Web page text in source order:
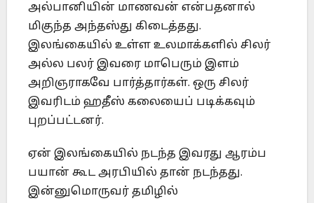
அல்பானியின் மாணவன் என்பதனால்
மிகுந்த அந்தஸ்து கிடைத்தது.
இலங்கையில் உள்ள உலமாக்களில் சிலர்
அல்ல பலர் இவரை மாபெரும் இளம்
அறிஞராகவே பார்த்தார்கள். ஒரு சிலர்
இவரிடம் ஹதீஸ் கலையைப் படிக்கவும்
புறப்பட்டனர்.
ஏன் இலங்கையில் நடந்த இவரது ஆரம்ப
பயான் கூட அரபியில் தான் நடந்தது.
இன்னுமொருவர் தமிழில்